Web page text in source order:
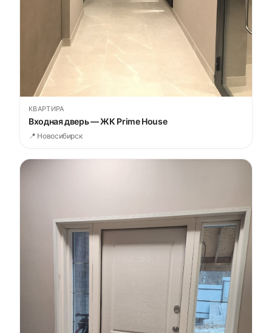
КВАРТИРА
Входная дверь — ЖК Prime House
📍 Новосибирск